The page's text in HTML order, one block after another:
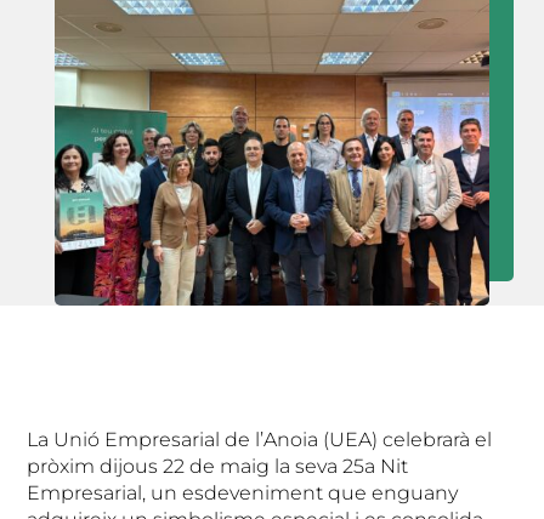
La Unió Empresarial de l’Anoia (UEA) celebrarà el
pròxim dijous 22 de maig la seva 25a Nit
Empresarial, un esdeveniment que enguany